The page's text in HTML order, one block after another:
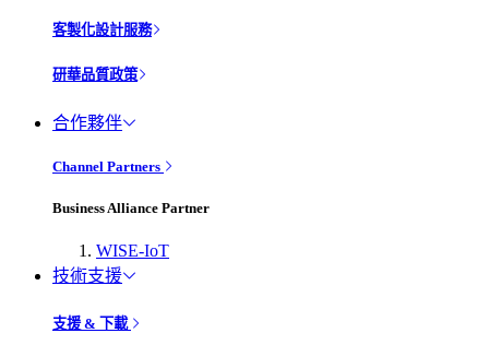
客製化設計服務
研華品質政策
合作夥伴
Channel Partners
Business Alliance Partner
WISE-IoT
技術支援
支援 & 下載